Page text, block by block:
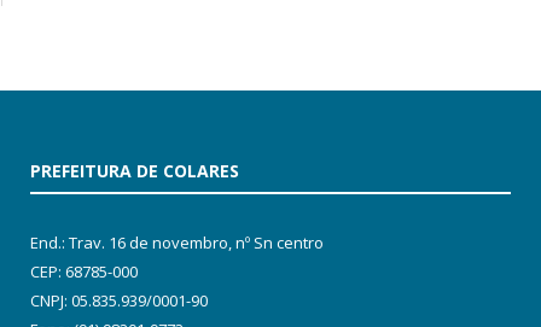
PREFEITURA DE COLARES
End.: Trav. 16 de novembro, nº Sn centro
CEP: 68785-000
CNPJ: 05.835.939/0001-90